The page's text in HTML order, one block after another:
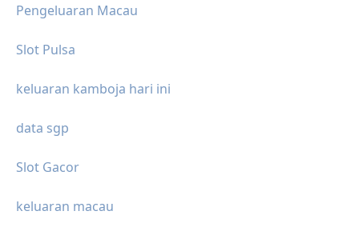
Pengeluaran Macau
Slot Pulsa
keluaran kamboja hari ini
data sgp
Slot Gacor
keluaran macau